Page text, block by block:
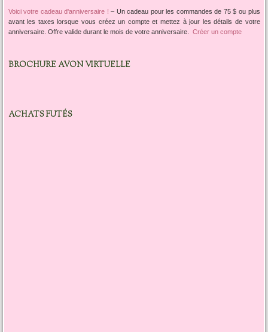
Voici votre cadeau d'anniversaire ! – Un cadeau pour les commandes de 75 $ ou plus
avant les taxes lorsque vous créez un compte et mettez à jour les détails de votre
anniversaire. Offre valide durant le mois de votre anniversaire. Créer un compte
BROCHURE AVON VIRTUELLE
ACHATS FUTÉS